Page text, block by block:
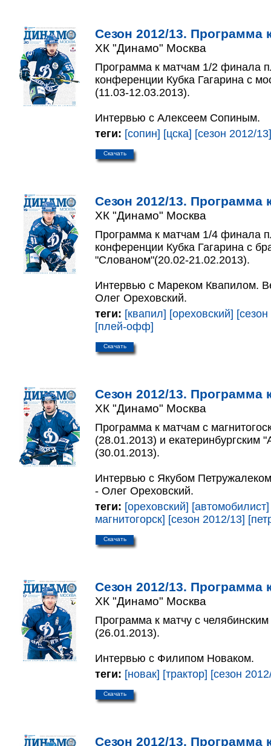
Сезон 2012/13. Программа
ХК "Динамо" Москва
Программа к матчам 1/2 финала
конференции Кубка Гагарина с
(11.03-12.03.2013).
Интервью с Алексеем Сопиным.
теги: [сопин] [цска] [сезон 2012/13]
Скачать
Сезон 2012/13. Программа
ХК "Динамо" Москва
Программа к матчам 1/4 финала
конференции Кубка Гагарина с
"Слованом"(20.02-21.02.2013).
Интервью с Мареком Квапилом.
Олег Ореховский.
теги: [квапил] [ореховский]
[плей-офф]
Скачать
Сезон 2012/13. Программа
ХК "Динамо" Москва
Программа к матчам с
(28.01.2013) и екатеринбургским
(30.01.2013).
Интервью с Якубом
- Олег Ореховский.
теги: [ореховский] [автомобилист]
магнитогорск] [сезон 2012/13]
Скачать
Сезон 2012/13. Программа
ХК "Динамо" Москва
Программа к матчу с
(26.01.2013).
Интервью с Филипом Новаком.
теги: [новак] [трактор] [сезон
Скачать
Сезон 2012/13. Программа